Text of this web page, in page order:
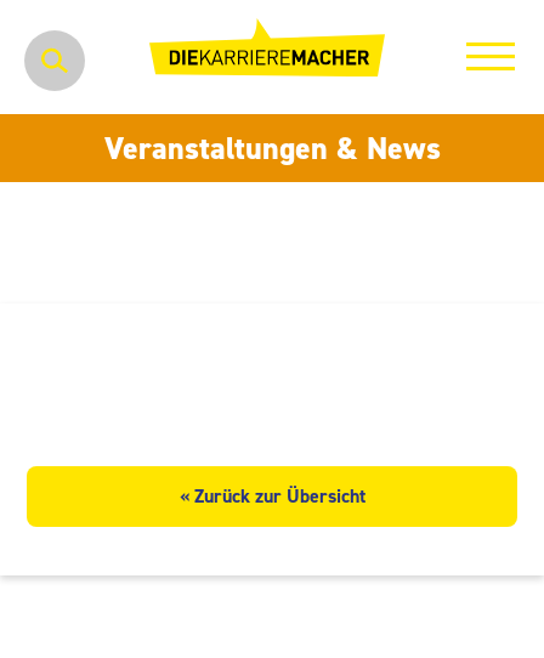
Veranstaltungen & News
« Zurück zur Übersicht